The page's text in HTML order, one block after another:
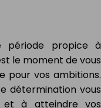
période propice à
le moment de vous
pour vos ambitions.
détermination vous
et à atteindre vos